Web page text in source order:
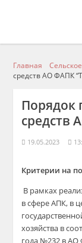
Главная
средств АО ФАПК
Порядок
средств
19.05.2023
Критерии на
В рамках
в сфере АПК, в
хозяйства в
года №232 в АО